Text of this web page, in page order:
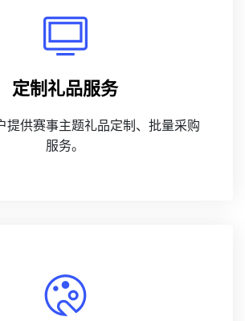
定制礼品服务
提供赛事主题礼品定制、批量采购
服务。